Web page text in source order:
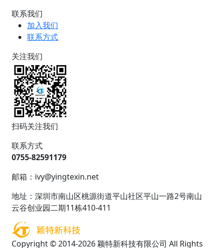
联系我们
加入我们
联系方式
关注我们
扫码关注我们
联系方式
0755-82591179
邮箱：ivy@yingtexin.net
地址：深圳市南山区桃源街道平山社区平山一路2号南山
云谷创业园二期11栋410-411
Copyright © 2014-2026 颖特新科技有限公司 All Rights